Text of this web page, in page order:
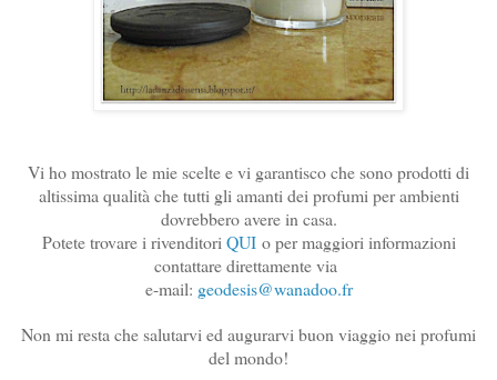
Vi ho mostrato le mie scelte e vi garantisco che sono prodotti di
altissima qualità che tutti gli amanti dei profumi per ambienti
dovrebbero avere in casa.
Potete trovare i rivenditori QUIo per maggiori informazioni
contattare direttamente via
e-mail: geodesis@wanadoo.fr
Non mi resta che salutarvi ed augurarvi buon viaggio nei profumi
del mondo!